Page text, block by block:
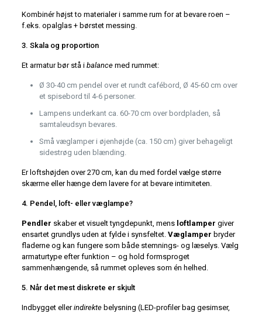
Kombinér højst to materialer i samme rum for at bevare roen –
f.eks. opalglas + børstet messing.
3. Skala og proportion
Et armatur bør stå i balancemed rummet:
Ø 30-40 cm pendel over et rundt cafébord, Ø 45-60 cm over
et spisebord til 4-6 personer.
Lampens underkant ca. 60-70 cm over bordpladen, så
samtaleudsyn bevares.
Små væglamper i øjenhøjde (ca. 150 cm) giver behageligt
sidestrøg uden blænding.
Er loftshøjden over 270 cm, kan du med fordel vælge større
skærme eller hænge dem lavere for at bevare intimiteten.
4. Pendel, loft- eller væglampe?
Pendler skaber et visuelt tyngdepunkt, mens loftlamper giver
ensartet grundlys uden at fylde i synsfeltet. Væglamper bryder
fladerne og kan fungere som både stemnings- og læselys. Vælg
armaturtype efter funktion – og hold formsproget
sammenhængende, så rummet opleves som én helhed.
5. Når det mest diskrete er skjult
Indbygget ellerindirektebelysning (LED-profiler bag gesimser,